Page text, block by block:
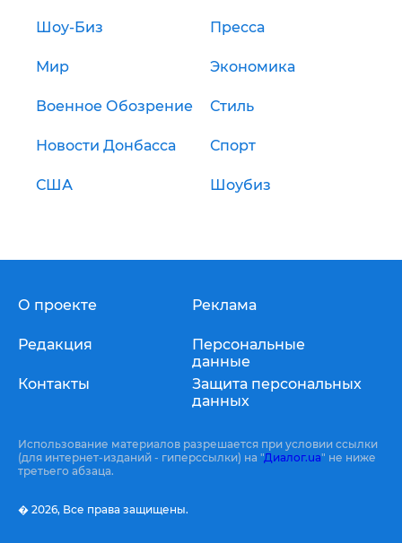
Шоу-Биз Пресса
Мир Экономика
Военное Обозрение Стиль
Новости Донбасса Спорт
США Шоубиз
О проекте
Редакция
Контакты
Реклама
Персональные
данные
Защита персональных
данных
Использование материалов разрешается при условии ссылки
(для интернет-изданий - гиперссылки) на "Диалог.ua" не ниже
третьего абзаца.
� 2026, Все права защищены.